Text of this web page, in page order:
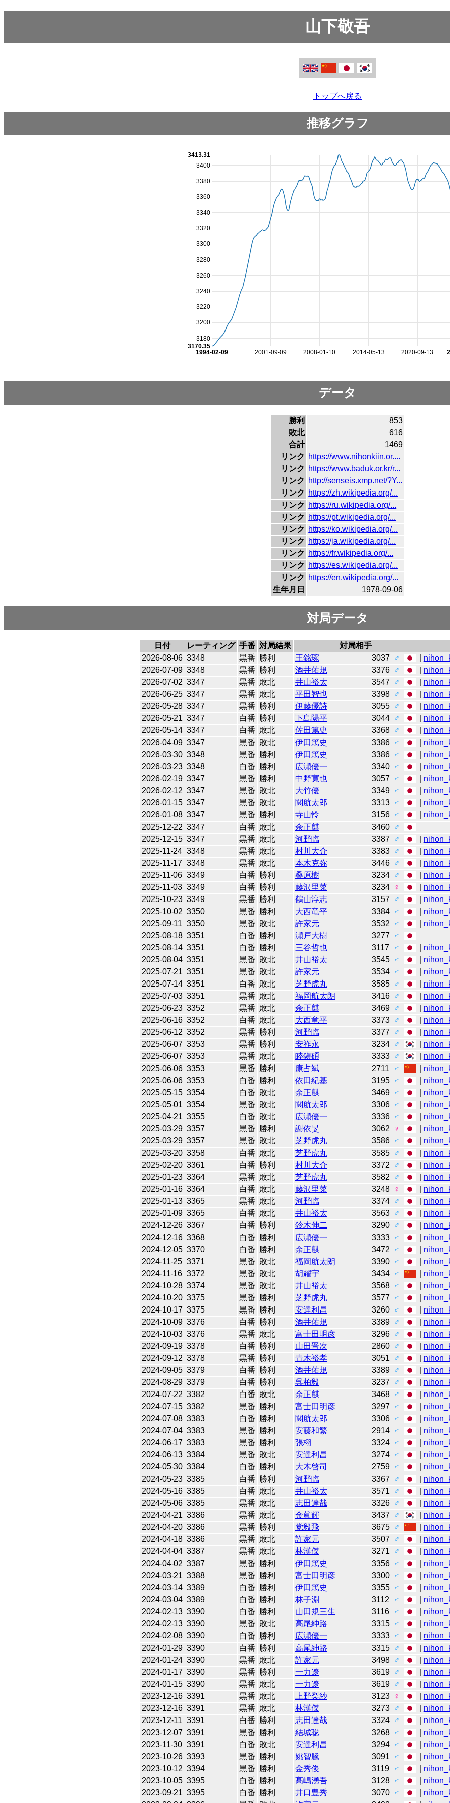
山下敬吾
トップへ戻る
推移グラフ
2001-09-09 2008-01-10 2014-05-13 2020-09-13
1994-02-09
3180
3200
3220
3240
3260
3280
3300
3320
3340
3360
3380
3400
3170.35
3413.31
データ
勝利
853
敗北
616
合計
1469
リンク
https://www.nihonkiin.or....
リンク
https://www.baduk.or.kr/r...
リンク
http://senseis.xmp.net/?Y...
リンク
https://zh.wikipedia.org/...
リンク
https://ru.wikipedia.org/...
リンク
https://pt.wikipedia.org/...
リンク
https://ko.wikipedia.org/...
リンク
https://ja.wikipedia.org/...
リンク
https://fr.wikipedia.org/...
リンク
https://es.wikipedia.org/...
リンク
https://en.wikipedia.org/...
生年月日
1978-09-06
対局データ
日付 レーティング 手番 対局結果 対局相手
2026-08-06 3348 黒番 勝利 王銘琬 3037 ♂
2026-07-09 3348 黒番 勝利 酒井佑規 3376 ♂
2026-07-02 3347 黒番 敗北 井山裕太 3547 ♂
2026-06-25 3347 黒番 敗北 平田智也 3398 ♂
2026-05-28 3347 黒番 勝利 伊藤優詩 3055 ♂
2026-05-21 3347 白番 勝利 下島陽平 3044 ♂
2026-05-14 3347 白番 敗北 佐田篤史 3368 ♂
2026-04-09 3347 黒番 敗北 伊田篤史 3386 ♂
2026-03-30 3348 黒番 勝利 伊田篤史 3386 ♂
2026-03-23 3348 白番 勝利 広瀬優一 3340 ♂
2026-02-19 3347 黒番 勝利 中野寛也 3057 ♂
2026-02-12 3347 黒番 敗北 大竹優 3349 ♂
2026-01-15 3347 黒番 敗北 関航太郎 3313 ♂
2026-01-08 3347 黒番 勝利 寺山怜 3156 ♂
2025-12-22 3347 白番 敗北 余正麒 3460
♂
2025-12-15 3347 黒番 敗北 河野臨 3387 ♂
2025-11-24 3348 黒番 敗北 村川大介 3383 ♂
2025-11-17 3348 黒番 敗北 本木克弥 3446 ♂
2025-11-06 3349 白番 勝利 桑原樹 3234 ♂
2025-11-03 3349 白番 勝利 藤沢里菜 3234 ♀
2025-10-23 3349 黒番 勝利 鶴山淳志 3157 ♂
2025-10-02 3350 黒番 勝利 大西竜平 3384 ♂
2025-09-11 3350 黒番 敗北 許家元 3532 ♂
2025-08-18 3351 白番 勝利 瀬戸大樹 3277
♂
2025-08-14 3351 白番 勝利 三谷哲也 3117 ♂
2025-08-04 3351 黒番 敗北 井山裕太 3545 ♂
2025-07-21 3351 黒番 敗北 許家元 3534 ♂
2025-07-14 3351 白番 敗北 芝野虎丸 3585 ♂
2025-07-03 3351 黒番 敗北 福岡航太朗 3416 ♂
2025-06-23 3352 黒番 敗北 余正麒 3469 ♂
2025-06-16 3352 白番 敗北 大西竜平 3373 ♂
2025-06-12 3352 黒番 勝利 河野臨 3377 ♂
2025-06-07 3353 黒番 勝利 安祚永 3234 ♂
2025-06-07 3353 黒番 敗北 睦鎭碩 3333 ♂
2025-06-06 3353 黒番 勝利 康占斌 2711 ♂
2025-06-06 3353 白番 勝利 依田紀基 3195 ♂
2025-05-15 3354 白番 敗北 余正麒 3469 ♂
2025-05-01 3354 黒番 敗北 関航太郎 3306 ♂
2025-04-21 3355 白番 敗北 広瀬優一 3336 ♂
2025-03-29 3357 黒番 勝利 謝依旻 3062 ♀
2025-03-29 3357 黒番 敗北 芝野虎丸 3586 ♂
2025-03-20 3358 白番 敗北 芝野虎丸 3585 ♂
2025-02-20 3361 白番 勝利 村川大介 3372 ♂
2025-01-23 3364 黒番 敗北 芝野虎丸 3582 ♂
2025-01-16 3364 白番 敗北 藤沢里菜 3248 ♀
2025-01-13 3365 黒番 敗北 河野臨 3374 ♂
2025-01-09 3365 白番 敗北 井山裕太 3563 ♂
2024-12-26 3367 白番 勝利 鈴木伸二 3290 ♂
2024-12-16 3368 白番 勝利 広瀬優一 3333 ♂
2024-12-05 3370 白番 勝利 余正麒 3472 ♂
2024-11-25 3371 黒番 敗北 福岡航太朗 3390 ♂
2024-11-16 3372 黒番 敗北 胡耀宇 3434 ♂
2024-10-28 3374 黒番 敗北 井山裕太 3568 ♂
2024-10-20 3375 黒番 勝利 芝野虎丸 3577 ♂
2024-10-17 3375 黒番 勝利 安達利昌 3260 ♂
2024-10-09 3376 白番 勝利 酒井佑規 3389 ♂
2024-10-03 3376 黒番 敗北 富士田明彦 3296 ♂
2024-09-19 3378 白番 勝利 山田晋次 2860 ♂
2024-09-12 3378 黒番 勝利 青木裕孝 3051 ♂
2024-09-05 3379 白番 勝利 酒井佑規 3389 ♂
2024-08-29 3379 白番 勝利 呉柏毅 3237 ♂
2024-07-22 3382 白番 敗北 余正麒 3468 ♂
2024-07-15 3382 黒番 勝利 富士田明彦 3297 ♂
2024-07-08 3383 白番 勝利 関航太郎 3306 ♂
2024-07-04 3383 黒番 勝利 安藤和繁 2914 ♂
2024-06-17 3383 黒番 勝利 張栩 3324 ♂
2024-06-13 3384 黒番 敗北 安達利昌 3274 ♂
2024-05-30 3384 白番 勝利 大木啓司 2759 ♂
2024-05-23 3385 白番 勝利 河野臨 3367 ♂
2024-05-16 3385 白番 敗北 井山裕太 3571 ♂
2024-05-06 3385 黒番 敗北 志田達哉 3326 ♂
2024-04-21 3386 黒番 敗北 金眞輝 3437 ♂
2024-04-20 3386 黒番 勝利 党毅飛 3675 ♂
2024-04-18 3386 黒番 敗北 許家元 3507 ♂
2024-04-04 3387 黒番 敗北 林漢傑 3271 ♂
2024-04-02 3387 黒番 勝利 伊田篤史 3356 ♂
2024-03-21 3388 黒番 勝利 富士田明彦 3300 ♂
2024-03-14 3389 白番 勝利 伊田篤史 3355 ♂
2024-03-04 3389 白番 勝利 林子淵 3112 ♂
2024-02-13 3390 白番 勝利 山田規三生 3116 ♂
2024-02-13 3390 黒番 敗北 高尾紳路 3315 ♂
2024-02-08 3390 白番 勝利 広瀬優一 3333 ♂
2024-01-29 3390 白番 勝利 高尾紳路 3315 ♂
2024-01-24 3390 黒番 敗北 許家元 3498 ♂
2024-01-17 3390 黒番 勝利 一力遼 3619 ♂
2024-01-15 3390 黒番 敗北 一力遼 3619 ♂
2023-12-16 3391 黒番 敗北 上野梨紗 3123 ♀
2023-12-16 3391 黒番 敗北 林漢傑 3273 ♂
2023-12-11 3391 白番 勝利 志田達哉 3324 ♂
2023-12-07 3391 黒番 勝利 結城聡 3268 ♂
2023-11-30 3391 白番 敗北 安達利昌 3294 ♂
2023-10-26 3393 黒番 勝利 姚智騰 3091 ♂
2023-10-12 3394 黒番 勝利 金秀俊 3119 ♂
2023-10-05 3395 白番 勝利 髙嶋湧吾 3128 ♂
2023-09-21 3395 白番 勝利 井口豊秀 3070 ♂